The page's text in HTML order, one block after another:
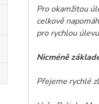
Pro okamžitou
celkově
pro rychlou
Nicméně
Přejeme rychlé